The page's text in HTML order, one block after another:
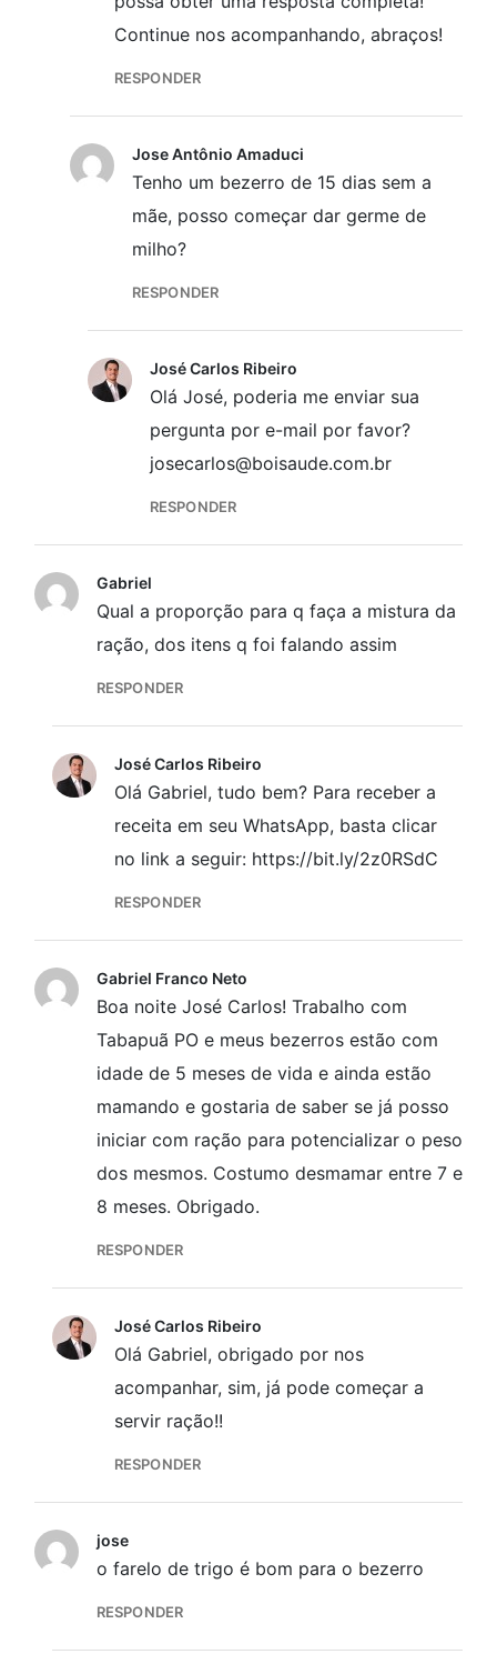
Continue nos acompanhando, abraços!
RESPONDER
Jose Antônio Amaduci
Tenho um bezerro de 15 dias sem a
mãe, posso começar dar germe de
milho?
RESPONDER
José Carlos Ribeiro
Olá José, poderia me enviar sua
pergunta por e-mail por favor?
josecarlos@boisaude.com.br
RESPONDER
Gabriel
Qual a proporção para q faça a mistura da
ração, dos itens q foi falando assim
RESPONDER
José Carlos Ribeiro
Olá Gabriel, tudo bem? Para receber a
receita em seu WhatsApp, basta clicar
no link a seguir: https://bit.ly/2z0RSdC
RESPONDER
Gabriel Franco Neto
Boa noite José Carlos! Trabalho com
Tabapuã PO e meus bezerros estão com
idade de 5 meses de vida e ainda estão
mamando e gostaria de saber se já posso
iniciar com ração para potencializar o peso
dos mesmos. Costumo desmamar entre 7 e
8 meses. Obrigado.
RESPONDER
José Carlos Ribeiro
Olá Gabriel, obrigado por nos
acompanhar, sim, já pode começar a
servir ração!!
RESPONDER
jose
o farelo de trigo é bom para o bezerro
RESPONDER